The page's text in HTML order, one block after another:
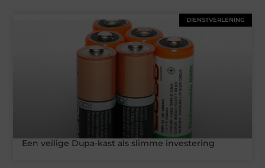
DIENSTVERLENING
Een veilige Dupa-kast als slimme investering